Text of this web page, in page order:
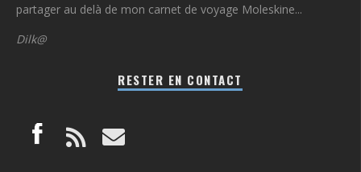
partager au delà de mon carnet de voyage Moleskine...
Dilk@
RESTER EN CONTACT